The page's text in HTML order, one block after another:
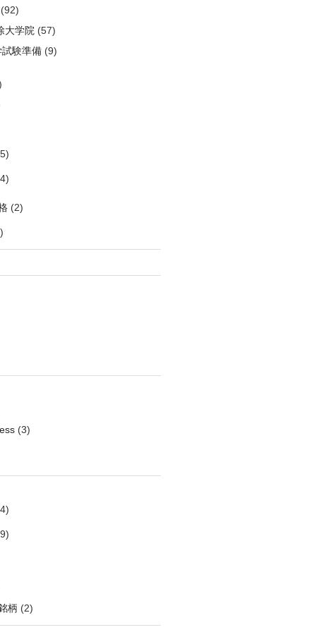
大学院 (57)
試験準備(9)
(2)
(3)
柄 (2)